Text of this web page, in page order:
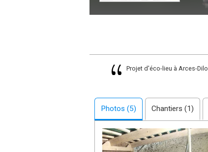
Projet d'éco-lieu à Arces-Dilo
Photos (5) Chantiers (1)